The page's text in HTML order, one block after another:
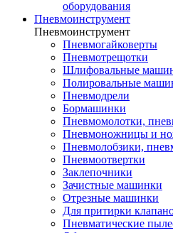
оборудования
Пневмоинструмент
Пневмоинструмент
Пневмогайковерты
Пневмотрещотки
Шлифовальные
Полировальные
Пневмодрели
Бормашинки
Пневмомолотки,
Пневмоножницы и
Пневмолобзики,
Пневмоотвертки
Заклепочники
Зачистные машинки
Отрезные машинки
Для притирки
Пневматические